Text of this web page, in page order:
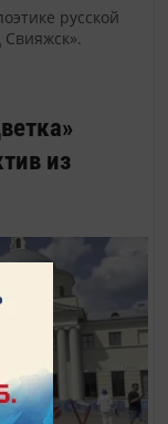
русской
из